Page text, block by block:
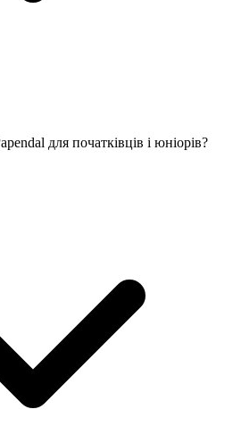
для початківців і юніорів?